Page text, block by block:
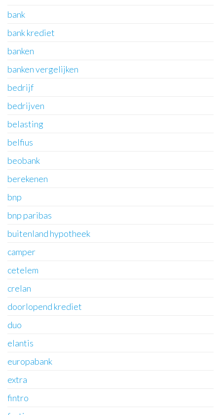
bank
bank krediet
banken
banken vergelijken
bedrijf
bedrijven
belasting
belfius
beobank
berekenen
bnp
bnp paribas
buitenland hypotheek
camper
cetelem
crelan
doorlopend krediet
duo
elantis
europabank
extra
fintro